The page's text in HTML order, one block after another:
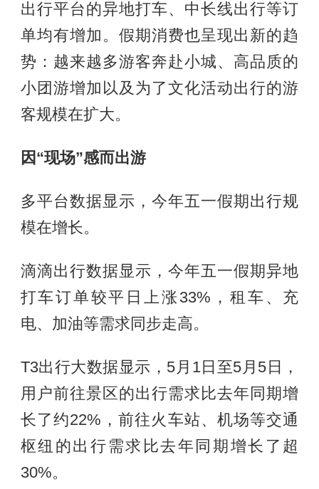
出行平台的异地打车、中长线出行等订
单均有增加。假期消费也呈现出新的趋
势：越来越多游客奔赴小城、高品质的
小团游增加以及为了文化活动出行的游
客规模在扩大。
因“现场”感而出游
多平台数据显示，今年五一假期出行规
模在增长。
滴滴出行数据显示，今年五一假期异地
打车订单较平日上涨33%，租车、充
电、加油等需求同步走高。
T3出行大数据显示，5月1日至5月5日，
用户前往景区的出行需求比去年同期增
长了约22%，前往火车站、机场等交通
枢纽的出行需求比去年同期增长了超
30%。